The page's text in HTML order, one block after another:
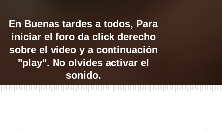
En Buenas tardes a todos, Para
iniciar el foro da click derecho
sobre el video y a continuación
"play". No olvides activar el
sonido.